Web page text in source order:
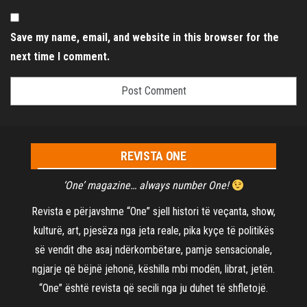
Save my name, email, and website in this browser for the
next time I comment.
REVISTA ONE
‘One’ magazine… always number One!
Revista e përjavshme “One” sjell histori të veçanta, show,
kulturë, art, pjesëza nga jeta reale, pika kyçe të politikës
së vendit dhe asaj ndërkombëtare, pamje sensacionale,
ngjarje që bëjnë jehonë, këshilla mbi modën, librat, jetën.
“One” është revista që secili nga ju duhet të shfletojë.